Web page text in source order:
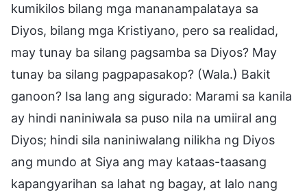
kumikilos bilang mga mananampalataya sa
Diyos, bilang mga Kristiyano, pero sa realidad,
may tunay ba silang pagsamba sa Diyos? May
tunay ba silang pagpapasakop? (Wala.) Bakit
ganoon? Isa lang ang sigurado: Marami sa kanila
ay hindi naniniwala sa puso nila na umiiral ang
Diyos; hindi sila naniniwalang nilikha ng Diyos
ang mundo at Siya ang may kataas-taasang
kapangyarihan sa lahat ng bagay, at lalo nang